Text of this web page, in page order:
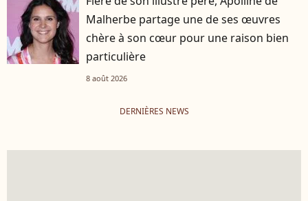
Malherbe partage une de ses œuvres
chère à son cœur pour une raison bien
particulière
8 août 2026
DERNIÈRES NEWS